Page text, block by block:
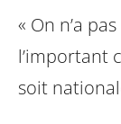
« On n’a
l’important
soit